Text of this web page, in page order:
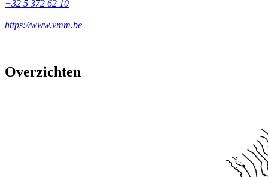
+32 5 372 62 10
https://www.vmm.be
Overzichten